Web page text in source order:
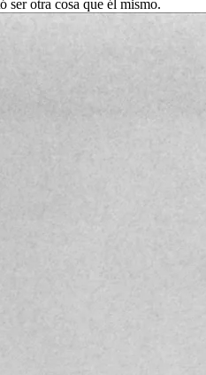
ser otra cosa que él mismo.